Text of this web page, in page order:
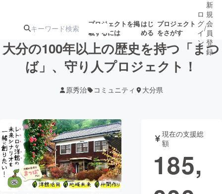
プロジェクトを掲
載するには
はじ
める
プロジェクト
をさがす
ターン
注目の新着プロ
ジェクト
募集終了が近いプ
ロジェクト
アート・写真 音楽
テクノロジー・ガジェット ゲーム・サ
映像・映画
ロ
グ
イ
ン
/
新
規
会
員
登
録
大分の100年以上の歴史を持つ「まつ
ば」、守り人プロジェクト！
原秀治 コミュニティ 大分県
現在の支援総
額
185,